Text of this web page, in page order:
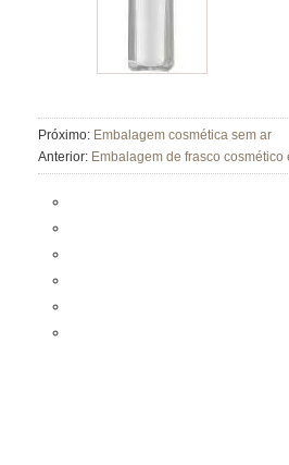
Próximo: Embalagem cosmética sem ar
Anterior: Embalagem de frasco cosmético